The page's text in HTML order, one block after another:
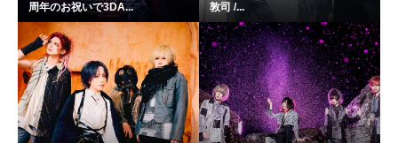
周年のお祝いで3DA...
敦司 /...